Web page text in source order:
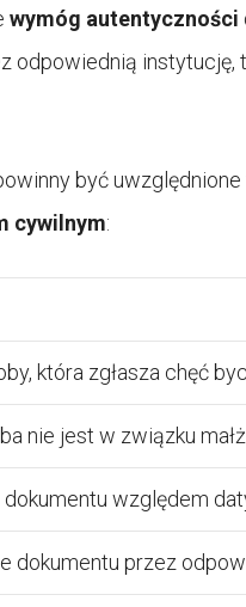
wymóg autentyczności
odpowiednią instytucję,
być uwzględnione
cywilnym:
która zgłasza chęć
nie jest w związku
względem
dokumentu przez